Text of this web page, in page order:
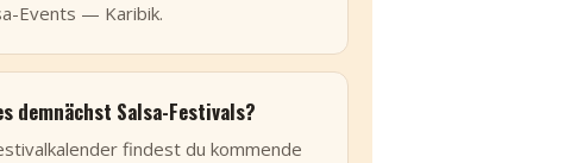
Events — Karibik.
demnächst Salsa-Festivals?
findest du kommende